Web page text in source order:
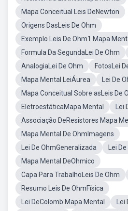
Mapa Conceitual Leis DeNewton
Origens DasLeis De Ohm
Exemplo Leis De Ohm1 Mapa
Formula Da SegundaLei De Ohm
AnalogiaLei De Ohm
FotosLei
Mapa Mental LeiÁurea
Lei De
Mapa Conceitual Sobre asLeis De
EletroestáticaMapa Mental
Associação DeResistores Mapa
Mapa Mental De OhmImagens
Lei De OhmGeneralizada
Lei
Mapa Mental DeOhmico
Capa Para TrabalhoLeis De Ohm
Resumo Leis De OhmFísica
Lei DeColomb Mapa Mental